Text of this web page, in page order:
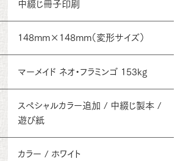
中綴じ冊子印刷
148mm×148mm（変形サイズ）
マーメイド ネオ・フラミンゴ 153kg
スペシャルカラー追加 / 中綴じ製本 /
遊び紙
カラー / ホワイト